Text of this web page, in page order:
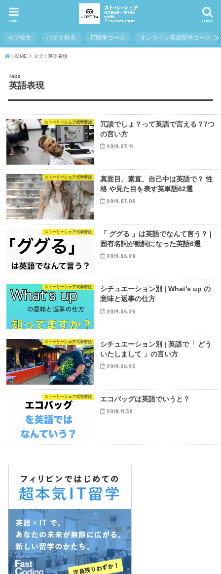
search
menu
セブ校舎 バギオ校舎 IT留学コース オンライン英語留学コース
HOME タグ : 英語表現
英語表現
ストーリーシェア式学習法
冗談でしょ？って英語で言える？7つ
の言い方
2019.07.11
ストーリーシェア式学習法
真面目、素直、自己中は英語で？ 性
格 や見た目を表す英単語62選
2019.07.02
ストーリーシェア式学習法
「 ググる 」は英語でなんて言う？ |
固有名詞が動詞になった英語6選
2019.06.28
ストーリーシェア式学習法
シチュエーション別 | What’s up の
意味と返事の仕方
2019.06.26
ストーリーシェア式学習法
シチュエーション別 | 英語で「 どう
いたしまして 」の言い方
2019.06.25
ストーリーシェア式学習法 エコバッグは英語でいうと？
2018.11.30